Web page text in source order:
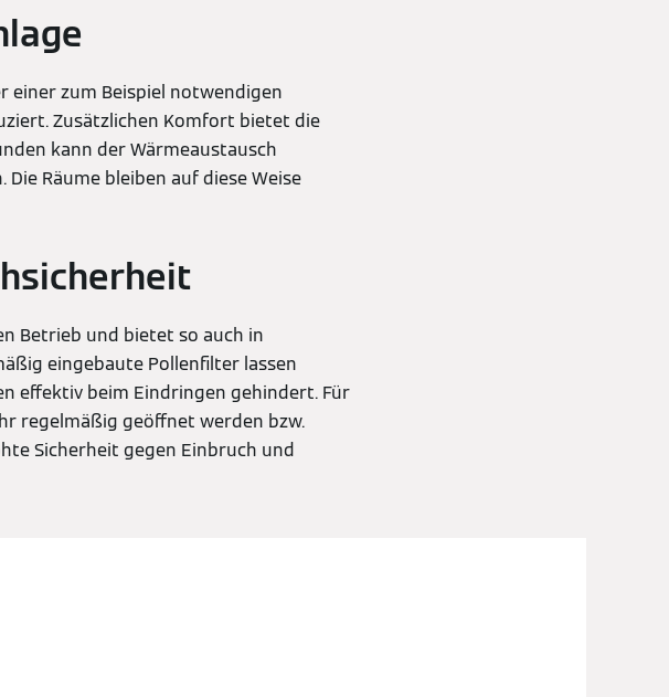
einer zum Beispiel notwendigen
Zusätzlichen Komfort bietet die
kann der Wärmeaustausch
Räume bleiben auf diese Weise
Betrieb und bietet so auch in
eingebaute Pollenfilter lassen
effektiv beim Eindringen gehindert. Für
regelmäßig geöffnet werden bzw.
Sicherheit gegen Einbruch und